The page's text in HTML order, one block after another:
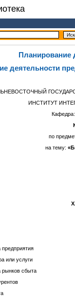
Планирование
деятельности
ИНСТИТУТ
по
на тему:
предприятия
или услуги
рынков сбыта